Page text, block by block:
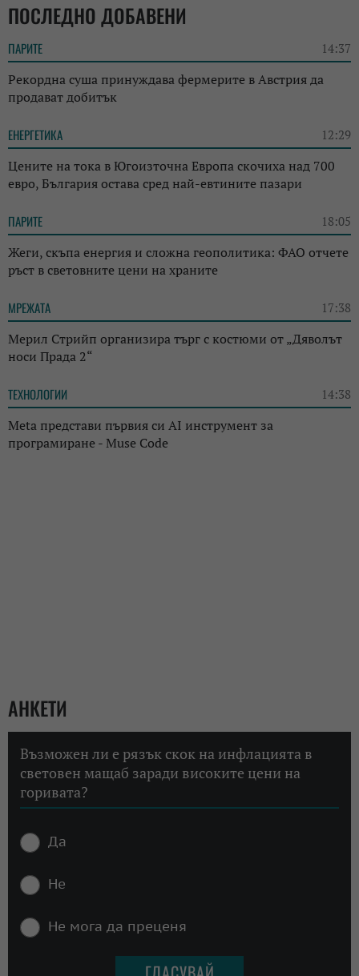
ПОСЛЕДНО ДОБАВЕНИ
ПАРИТЕ 14:37
Рекордна суша принуждава фермерите в Австрия да
продават добитък
ЕНЕРГЕТИКА 12:29
Цените на тока в Югоизточна Европа скочиха над 700
евро, България остава сред най-евтините пазари
ПАРИТЕ 18:05
Жеги, скъпа енергия и сложна геополитика: ФАО отчете
ръст в световните цени на храните
МРЕЖАТА 17:38
Мерил Стрийп организира търг с костюми от „Дяволът
носи Прада 2“
ТЕХНОЛОГИИ 14:38
Meta представи първия си AI инструмент за
програмиране - Muse Code
АНКЕТИ
Възможен ли е рязък скок на инфлацията в
световен мащаб заради високите цени на
горивата?
Да
Не
Не мога да преценя